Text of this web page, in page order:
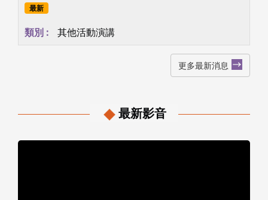
最新
其他活動演講
更多最新消息
最新影音